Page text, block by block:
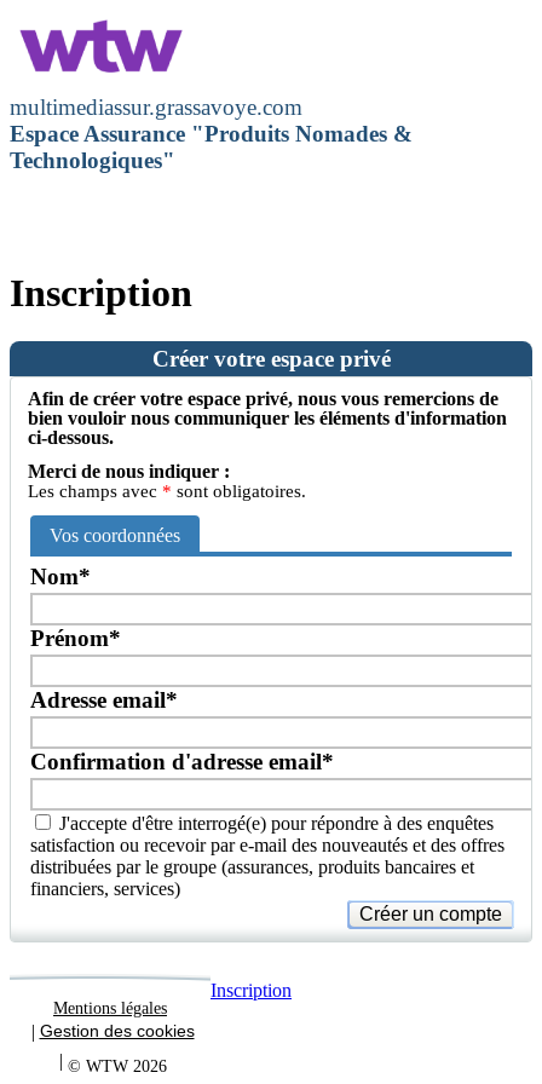
multimediassur.grassavoye.com
Espace Assurance "Produits Nomades &
Technologiques"
Inscription
Créer votre espace privé
Afin de créer votre espace privé, nous vous remercions de
bien vouloir nous communiquer les éléments d'information
ci-dessous.
Merci de nous indiquer :
Les champs avec * sont obligatoires.
Vos coordonnées
Nom*
Prénom*
Adresse email*
Confirmation d'adresse email*
J'accepte d'être interrogé(e) pour répondre à des enquêtes
satisfaction ou recevoir par e-mail des nouveautés et des offres
distribuées par le groupe (assurances, produits bancaires et
financiers, services)
Inscription
Mentions légales
Gestion des cookies
© WTW 2026